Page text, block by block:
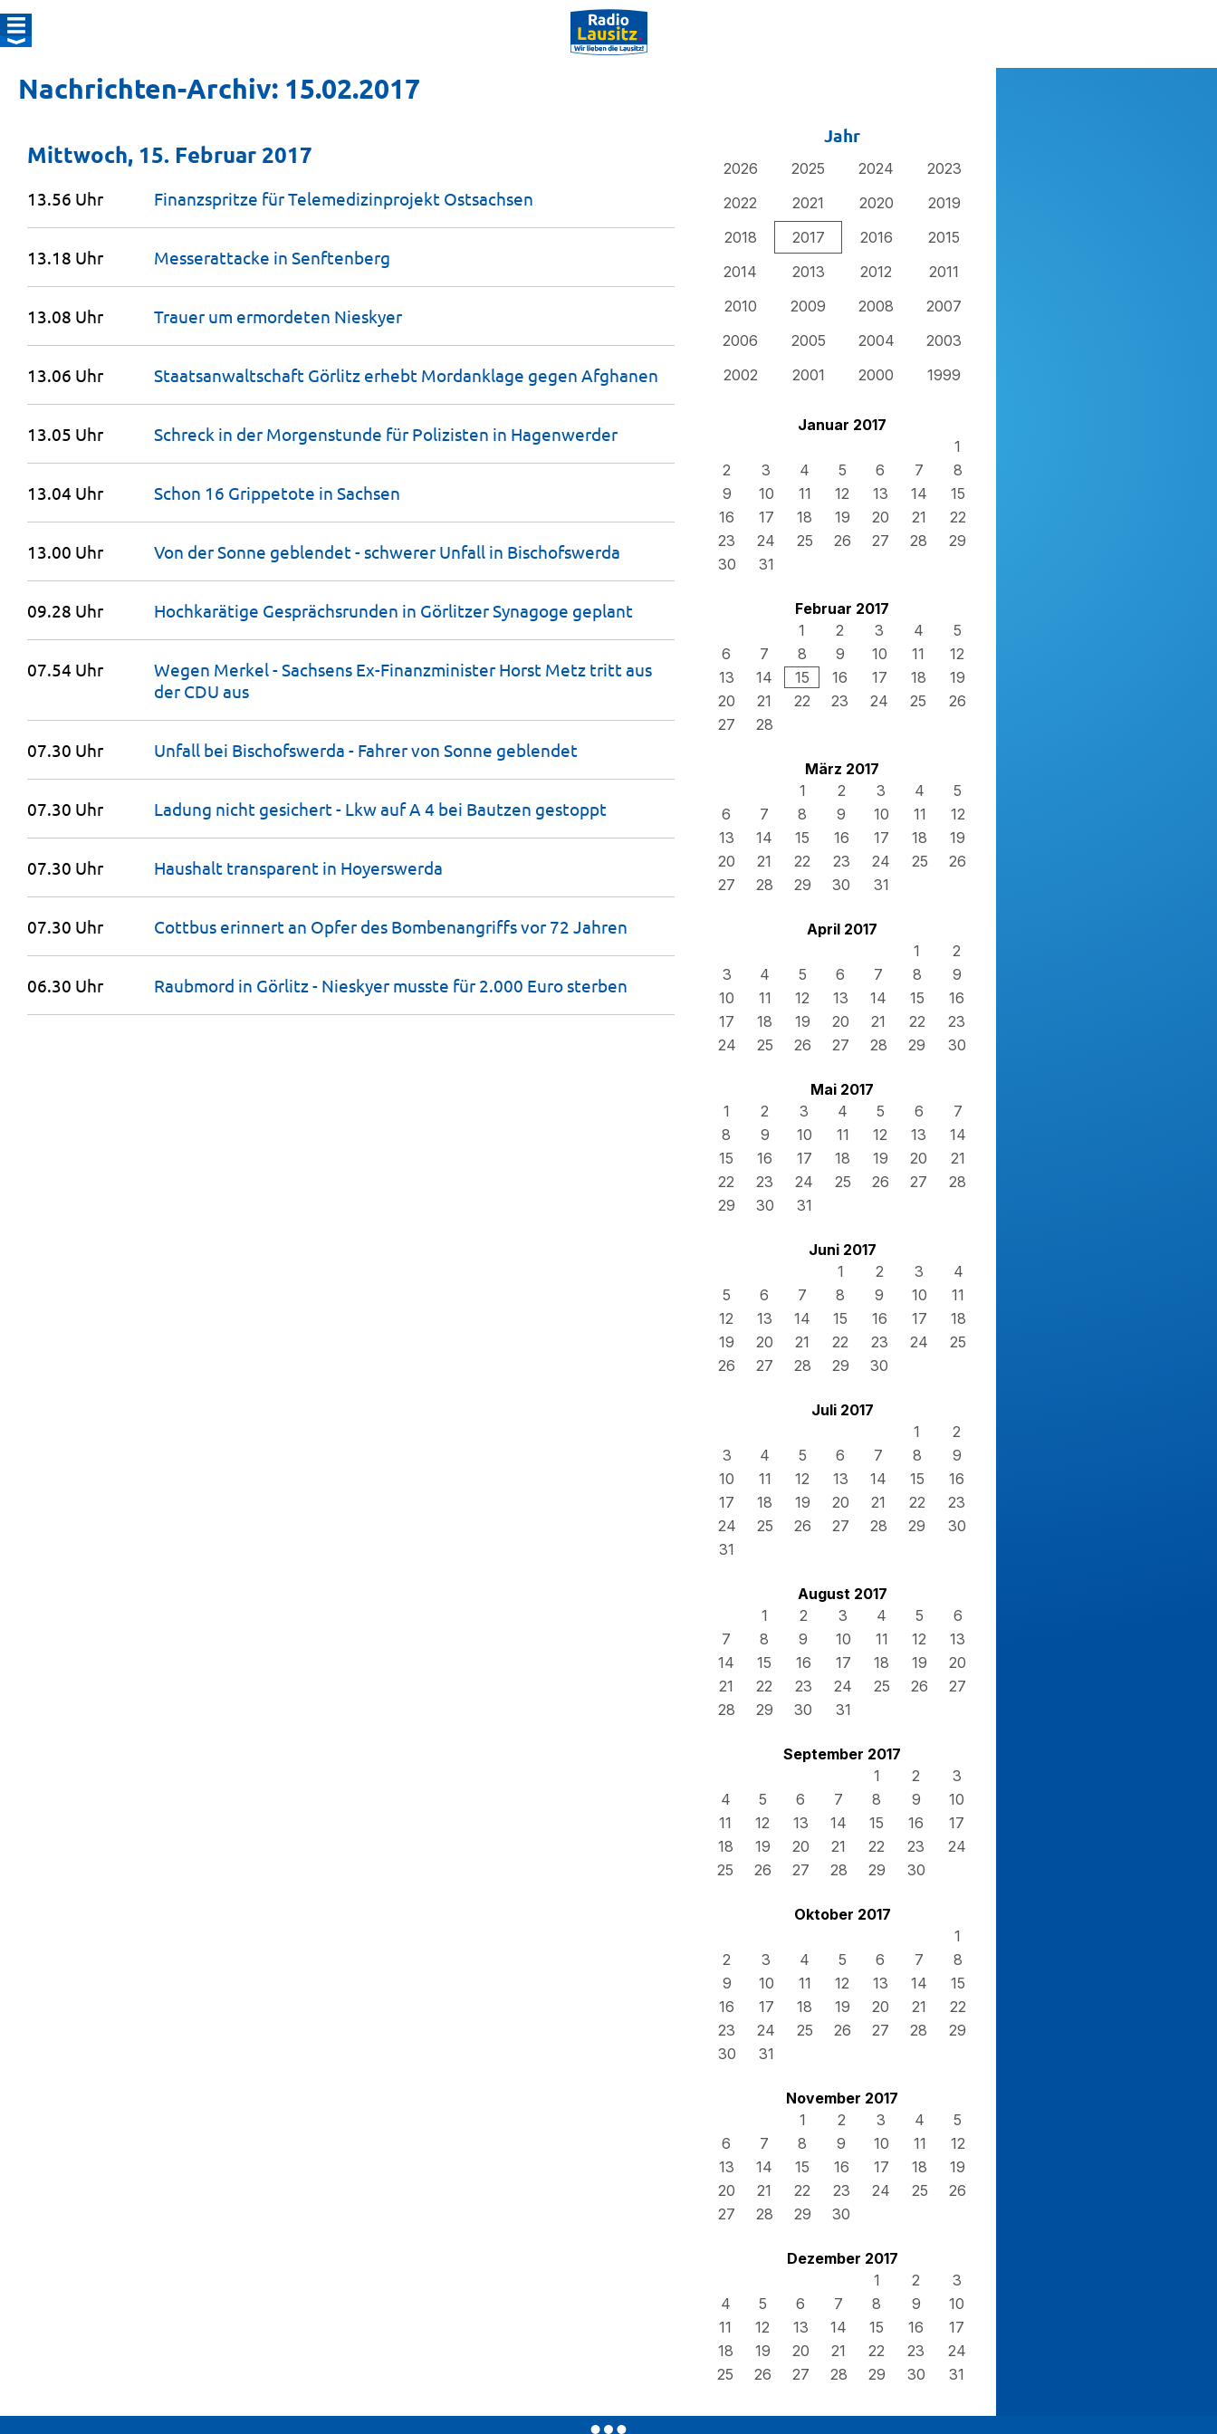
Nachrichten-Archiv: 15.02.2017
Jahr
2026 2025 2024
2023
2022
2021 2020
2019
2018
2017 2016
2015
2014
2013 2012
2011
2010
2009 2008
2007
2006
2005 2004
2003
2002
2001 2000 1999
Januar 2017
1
2
3 4 5 6 7
8
9
10 11 12 13 14
15
16
17 18 19 20 21
22
23
24 25 26 27 28
29
30
31
Februar 2017
1
2 3 4
5
6
7 8 9 10 11
12
13
14 15 16 17 18
19
20
21 22 23 24 25
26
27
28
März 2017
1
2 3 4
5
6
7 8 9 10 11
12
13
14 15 16 17 18
19
20
21 22 23 24 25
26
27
28 29 30 31
April 2017
1
2
3
4 5 6 7 8
9
10
11 12 13 14 15
16
17
18 19 20 21 22
23
24
25 26 27 28 29 30
Mai 2017
1
2 3 4 5 6
7
8
9 10 11 12 13
14
15
16 17 18 19 20
21
22
23 24 25 26 27
28
29
30 31
Juni 2017
1
2 3
4
5
6 7 8 9 10
11
12
13 14 15 16 17
18
19
20 21 22 23 24
25
26
27 28 29 30
Juli 2017
1
2
3
4 5 6 7 8
9
10
11 12 13 14 15
16
17
18 19 20 21 22
23
24
25 26 27 28 29
30
31
August 2017
1
2 3 4 5
6
7
8 9 10 11 12
13
14
15 16 17 18 19
20
21
22 23 24 25 26
27
28
29 30 31
September 2017
1
2
3
4
5 6 7 8 9
10
11
12 13 14 15 16
17
18
19 20 21 22 23
24
25
26 27 28 29 30
Oktober 2017
1
2
3 4 5 6 7
8
9
10 11 12 13 14
15
16
17 18 19 20 21
22
23
24 25 26 27 28
29
30
31
November 2017
1
2 3 4
5
6
7 8 9 10 11
12
13
14 15 16 17 18
19
20
21 22 23 24 25
26
27
28 29 30
Dezember 2017
1
2
3
4
5 6 7 8 9
10
11
12 13 14 15 16
17
18
19 20 21 22 23
24
25
26 27 28 29 30 31
Mittwoch, 15. Februar 2017
13.56 Uhr Finanzspritze für Telemedi­zinprojekt Ostsachsen
13.18 Uhr Messerattacke in Senftenberg
13.08 Uhr Trauer um ermordeten Nieskyer
13.06 Uhr Staatsan­waltschaft Görlitz erhebt Mordanklage gegen Afghanen
13.05 Uhr Schreck in der Morgenstunde für Polizisten in Hagenwerder
13.04 Uhr Schon 16 Grippetote in Sachsen
13.00 Uhr Von der Sonne geblendet - schwerer Unfall in Bischofswerda
09.28 Uhr Hochkarätige Gesprächsrunden in Görlitzer Synagoge geplant
07.54 Uhr
Wegen Merkel - Sachsens Ex-Finanzminister Horst Metz tritt aus
der CDU aus
07.30 Uhr Unfall bei Bischofswerda - Fahrer von Sonne geblendet
07.30 Uhr Ladung nicht gesichert - Lkw auf A 4 bei Bautzen gestoppt
07.30 Uhr Haushalt transparent in Hoyerswerda
07.30 Uhr Cottbus erinnert an Opfer des Bombenangriffs vor 72 Jahren
06.30 Uhr Raubmord in Görlitz - Nieskyer musste für 2.000 Euro sterben